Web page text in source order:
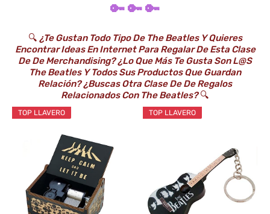
🔑 🔑 🔑
🔍 ¿Te Gustan Todo Tipo De The Beatles Y Quieres
Encontrar Ideas En Internet Para Regalar De Esta Clase
De De Merchandising? ¿Lo Que Más Te Gusta Son L@s
The Beatles Y Todos Sus Productos Que Guardan
Relación? ¿Buscas Otra Clase De De Regalos
Relacionados Con The Beatles?🔍
TOP LLAVERO TOP LLAVERO